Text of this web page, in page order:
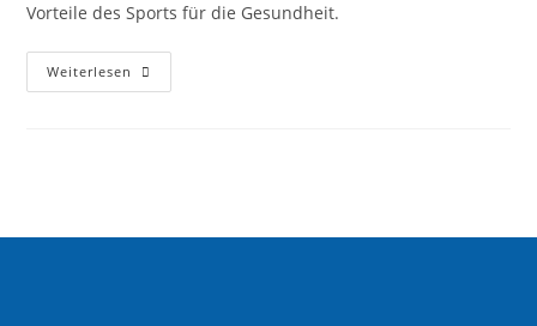
Vorteile des Sports für die Gesundheit.
Weiterlesen